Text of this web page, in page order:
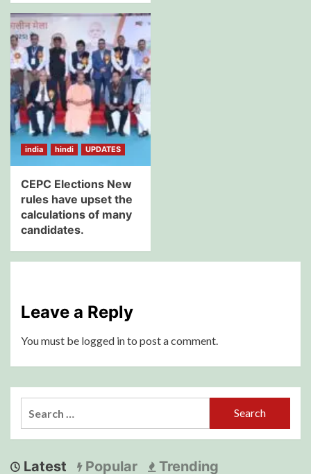
india hindi UPDATES
CEPC Elections New
rules have upset the
calculations of many
candidates.
Leave a Reply
You must be logged into post a comment.
Latest Popular Trending